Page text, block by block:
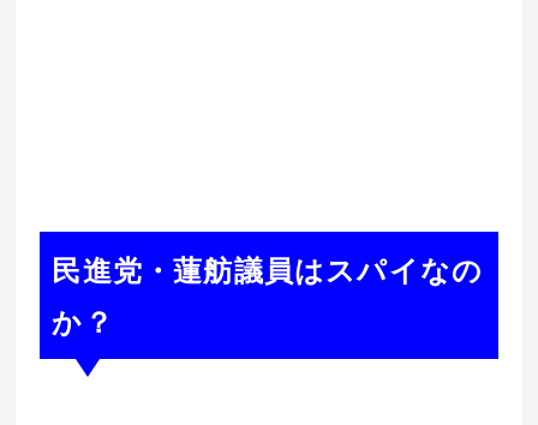
民進党・蓮舫議員はスパイなの
か？